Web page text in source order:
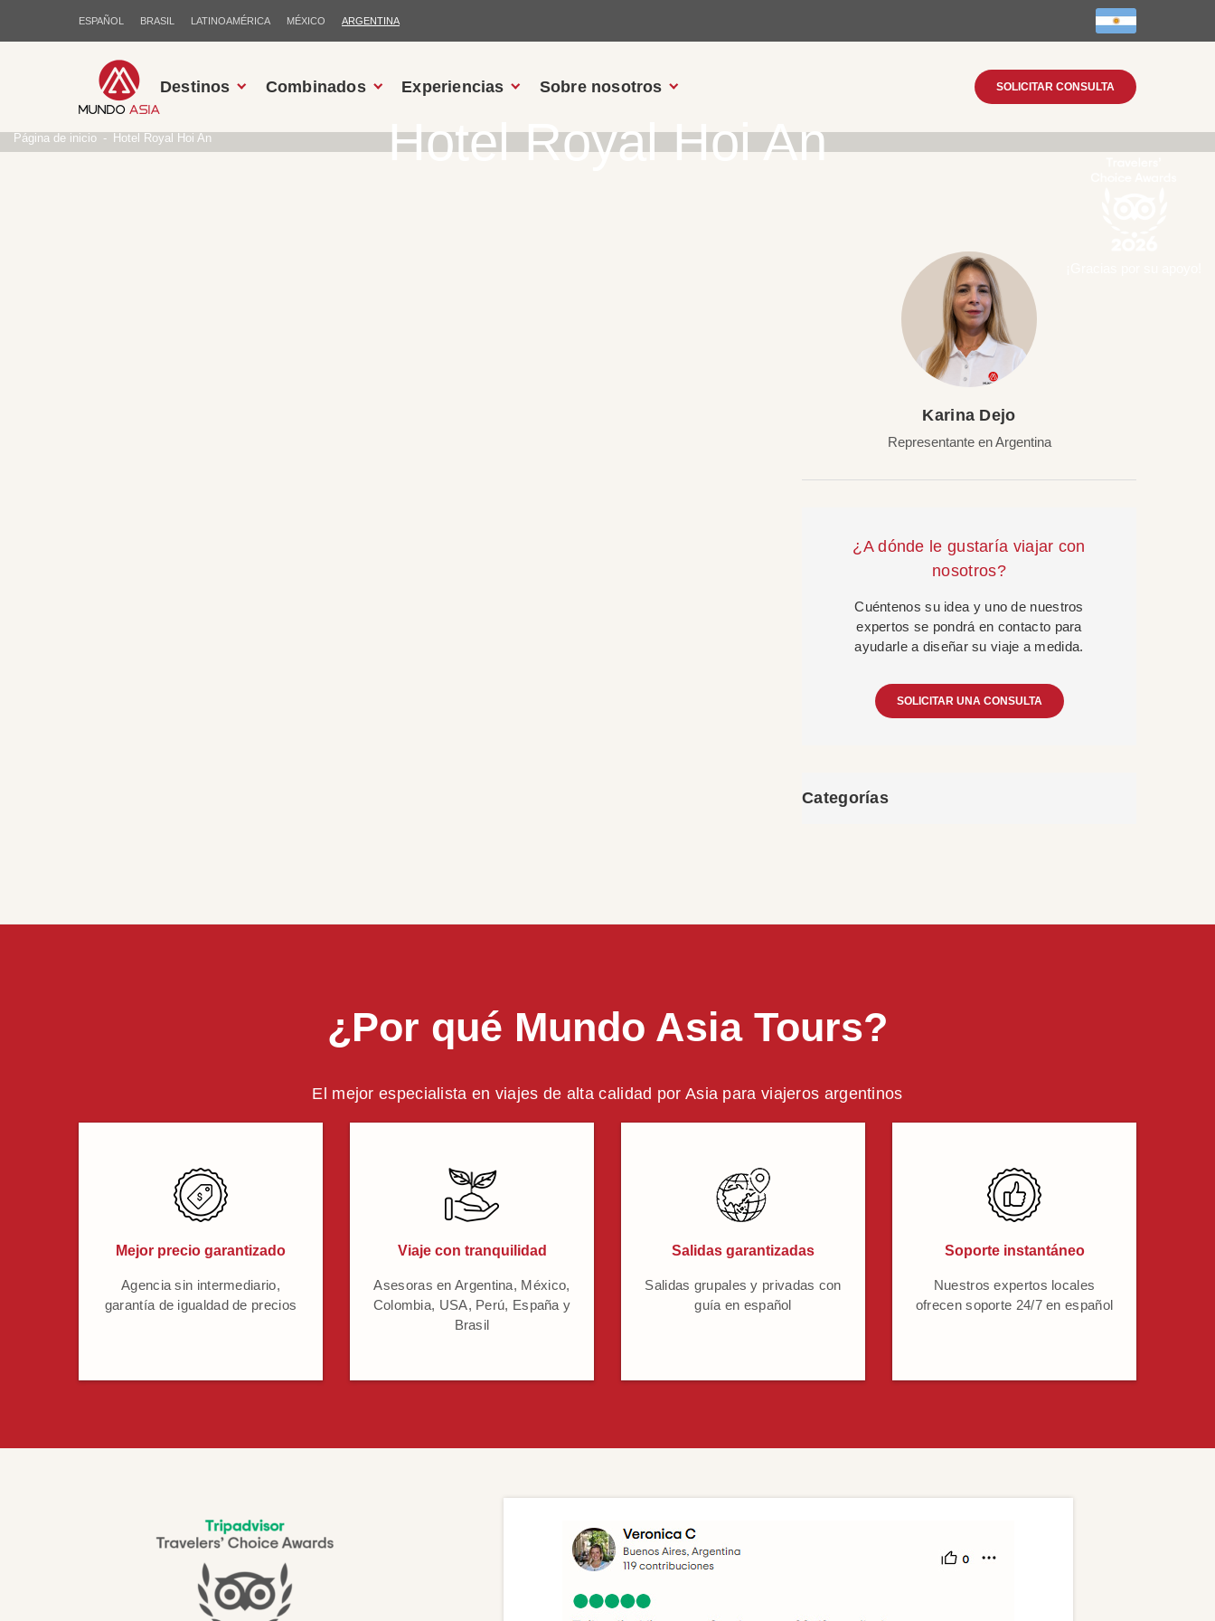
ESPAÑOL BRASIL LATINOAMÉRICA MÉXICO ARGENTINA
Destinos Combinados Experiencias Sobre nosotros SOLICITAR CONSULTA
Hotel Royal Hoi An
Página de inicio Hotel Royal Hoi An
Karina Dejo
Representante en Argentina
¿A dónde le gustaría viajar con
nosotros?
Cuéntenos su idea y uno de nuestros
expertos se pondrá en contacto para
ayudarle a diseñar su viaje a medida.
SOLICITAR UNA CONSULTA
Categorías
¿Por qué Mundo Asia Tours?
El mejor especialista en viajes de alta calidad por Asia para viajeros argentinos
Mejor precio garantizado
Agencia sin intermediario,
garantía de igualdad de precios
Viaje con tranquilidad
Asesoras en Argentina, México,
Colombia, USA, Perú, España y
Brasil
Salidas garantizadas
Salidas grupales y privadas con
guía en español
Soporte instantáneo
Nuestros expertos locales
ofrecen soporte 24/7 en español